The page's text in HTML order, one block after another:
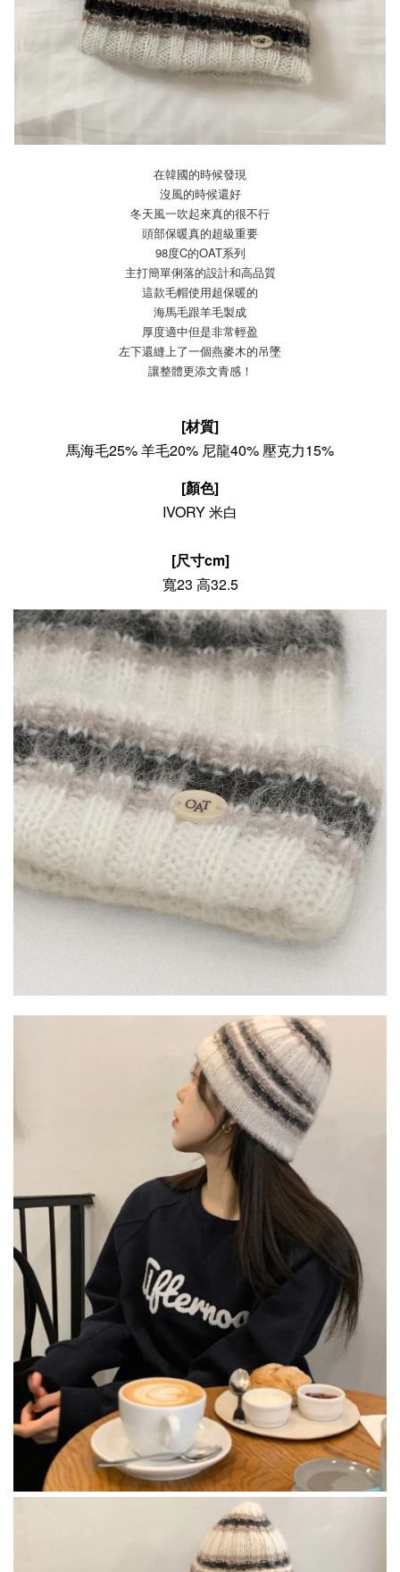
在韓國的時候發現
沒風的時候還好
冬天風一吹起來真的很不行
頭部保暖真的超級重要
98度C的OAT系列
主打簡單俐落的設計和高品質
這款毛帽使用超保暖的
海馬毛跟羊毛製成
厚度適中但是非常輕盈
左下還縫上了一個燕麥木的吊墜
讓整體更添文青感！
[材質]
馬海毛25% 羊毛20% 尼龍40% 壓克力15%
[顏色]
IVORY 米白
[尺寸cm]
寬23 高32.5